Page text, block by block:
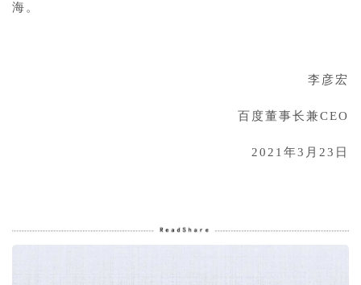
海。
李彦宏
百度董事长兼CEO
2021年3月23日